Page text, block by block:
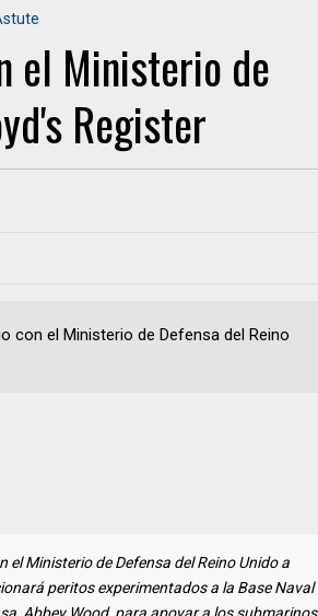
el Ministerio de
Register
con el Ministerio de Defensa del Reino
Ministerio de Defensa del Reino Unido a
peritos experimentados a la Base Naval